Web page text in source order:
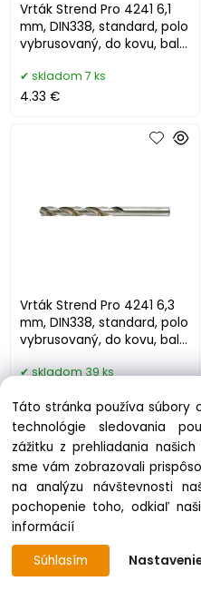
Vrták Strend Pro 4241 6,1
mm, DIN338, standard, polo
vybrusovaný, do kovu, bal.
skladom 7 ks
4.33 €
Vrták Strend Pro 4241 6,3
mm, DIN338, standard, polo
vybrusovaný, do kovu, bal.
skladom 39 ks
Táto stránka používa súbory
technológie sledovania
zážitku z prehliadania
sme vám zobrazovali
na analýzu návštevnosti
pochopenie toho, odkiaľ
informácií
Súhlasím